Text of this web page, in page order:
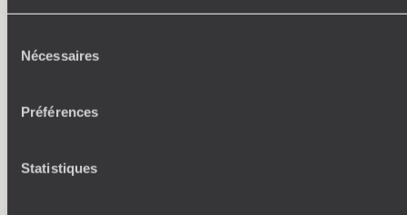
Nécessaires
Préférences
Statistiquesinspirent et créent un voyage ultra-personnalisé :